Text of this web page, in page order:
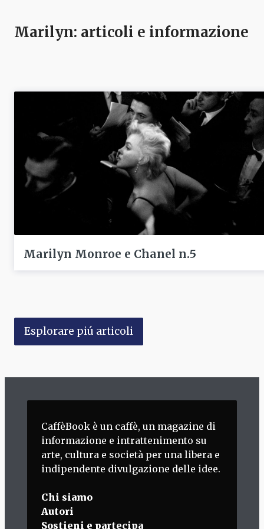
Marilyn: articoli e informazione
Marilyn Monroe e Chanel n.5
Esplorare piú articoli
CaffèBook è un caffè, un magazine di
informazione e intrattenimento su
arte, cultura e società per una libera e
indipendente divulgazione delle idee.
Chi siamo
Autori
Sostieni e partecipa